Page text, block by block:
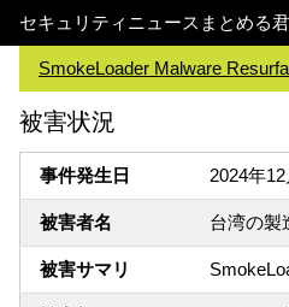
セキュリティニュースまとめる君
SmokeLoader Malware
被害状況
事件発生日 2024年12
被害者名 台湾の製
被害サマリ